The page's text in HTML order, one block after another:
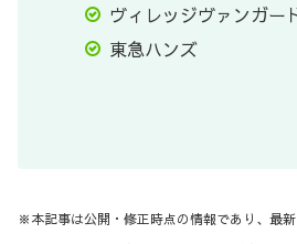
ヴィレッジヴァンガー
東急ハンズ
※本記事は公開・修正時点の情報であり、最